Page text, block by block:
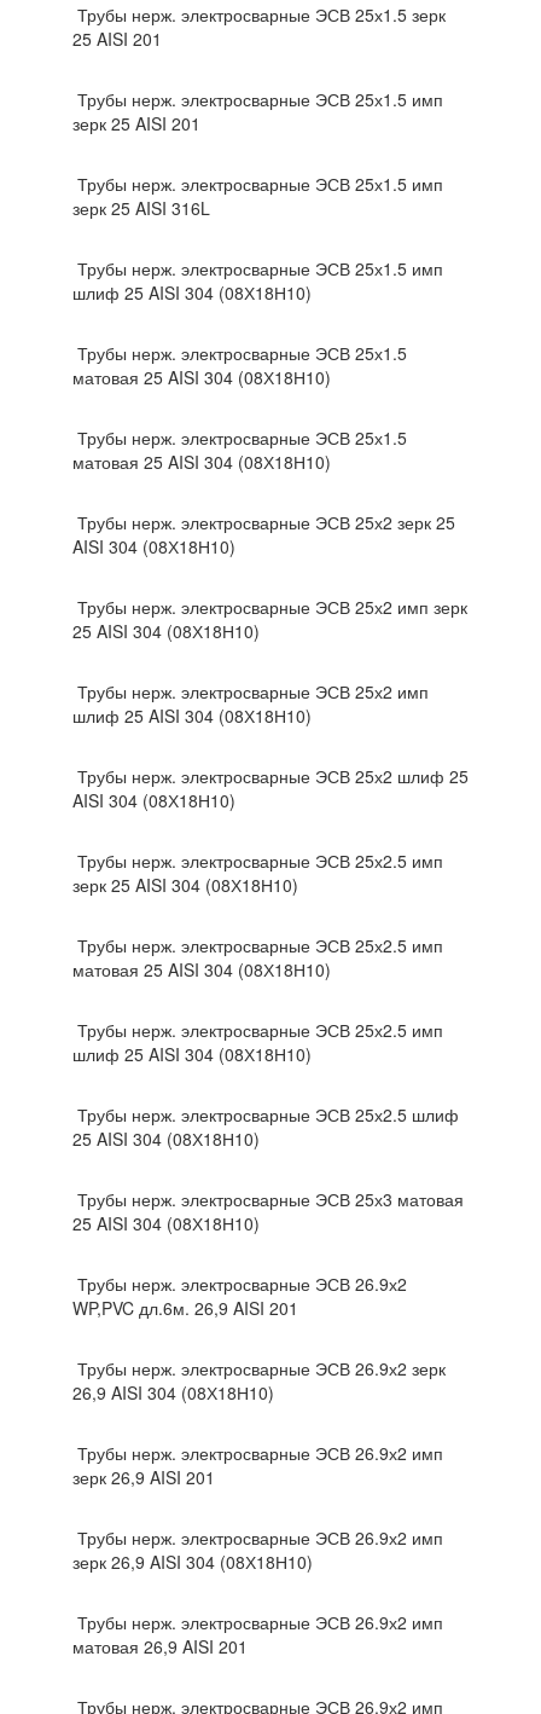
Трубы нерж. электросварные ЭСВ 25х1.5 зерк
25 AISI 201
Трубы нерж. электросварные ЭСВ 25х1.5 имп
зерк 25 AISI 201
Трубы нерж. электросварные ЭСВ 25х1.5 имп
зерк 25 AISI 316L
Трубы нерж. электросварные ЭСВ 25х1.5 имп
шлиф 25 AISI 304 (08Х18Н10)
Трубы нерж. электросварные ЭСВ 25х1.5
матовая 25 AISI 304 (08Х18Н10)
Трубы нерж. электросварные ЭСВ 25х1.5
матовая 25 AISI 304 (08Х18Н10)
Трубы нерж. электросварные ЭСВ 25х2 зерк 25
AISI 304 (08Х18Н10)
Трубы нерж. электросварные ЭСВ 25х2 имп зерк
25 AISI 304 (08Х18Н10)
Трубы нерж. электросварные ЭСВ 25х2 имп
шлиф 25 AISI 304 (08Х18Н10)
Трубы нерж. электросварные ЭСВ 25х2 шлиф 25
AISI 304 (08Х18Н10)
Трубы нерж. электросварные ЭСВ 25х2.5 имп
зерк 25 AISI 304 (08Х18Н10)
Трубы нерж. электросварные ЭСВ 25х2.5 имп
матовая 25 AISI 304 (08Х18Н10)
Трубы нерж. электросварные ЭСВ 25х2.5 имп
шлиф 25 AISI 304 (08Х18Н10)
Трубы нерж. электросварные ЭСВ 25х2.5 шлиф
25 AISI 304 (08Х18Н10)
Трубы нерж. электросварные ЭСВ 25х3 матовая
25 AISI 304 (08Х18Н10)
Трубы нерж. электросварные ЭСВ 26.9х2
WP,PVC дл.6м. 26,9 AISI 201
Трубы нерж. электросварные ЭСВ 26.9х2 зерк
26,9 AISI 304 (08Х18Н10)
Трубы нерж. электросварные ЭСВ 26.9х2 имп
зерк 26,9 AISI 201
Трубы нерж. электросварные ЭСВ 26.9х2 имп
зерк 26,9 AISI 304 (08Х18Н10)
Трубы нерж. электросварные ЭСВ 26.9х2 имп
матовая 26,9 AISI 201
Трубы нерж. электросварные ЭСВ 26.9х2 имп